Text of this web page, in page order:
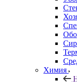
Химия